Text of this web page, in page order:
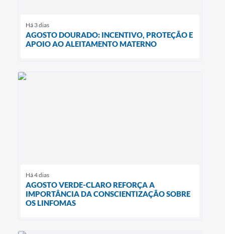
Há 3 dias
AGOSTO DOURADO: INCENTIVO, PROTEÇÃO E
APOIO AO ALEITAMENTO MATERNO
Há 4 dias
AGOSTO VERDE-CLARO REFORÇA A
IMPORTÂNCIA DA CONSCIENTIZAÇÃO SOBRE
OS LINFOMAS